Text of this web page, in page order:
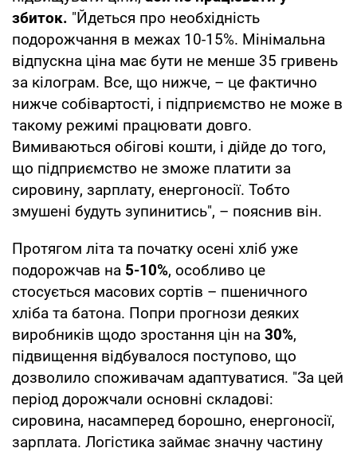
збиток. "Йдеться про необхідність
подорожчання в межах 10-15%. Мінімальна
відпускна ціна має бути не менше 35 гривень
за кілограм. Все, що нижче, – це фактично
нижче собівартості, і підприємство не може в
такому режимі працювати довго.
Вимиваються обігові кошти, і дійде до того,
що підприємство не зможе платити за
сировину, зарплату, енергоносії. Тобто
змушені будуть зупинитись", – пояснив він.
Протягом літа та початку осені хліб уже
подорожчав на 5-10%, особливо це
стосується масових сортів – пшеничного
хліба та батона. Попри прогнози деяких
виробників щодо зростання цін на 30%,
підвищення відбувалося поступово, що
дозволило споживачам адаптуватися. "За цей
період дорожчали основні складові:
сировина, насамперед борошно, енергоносії,
зарплата. Логістика займає значну частину